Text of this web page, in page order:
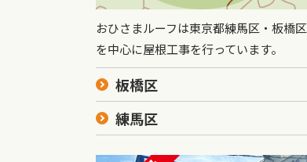
おひさまルーフは東京都練馬区・板橋区
を中心に屋根工事を行っています。
板橋区
練馬区